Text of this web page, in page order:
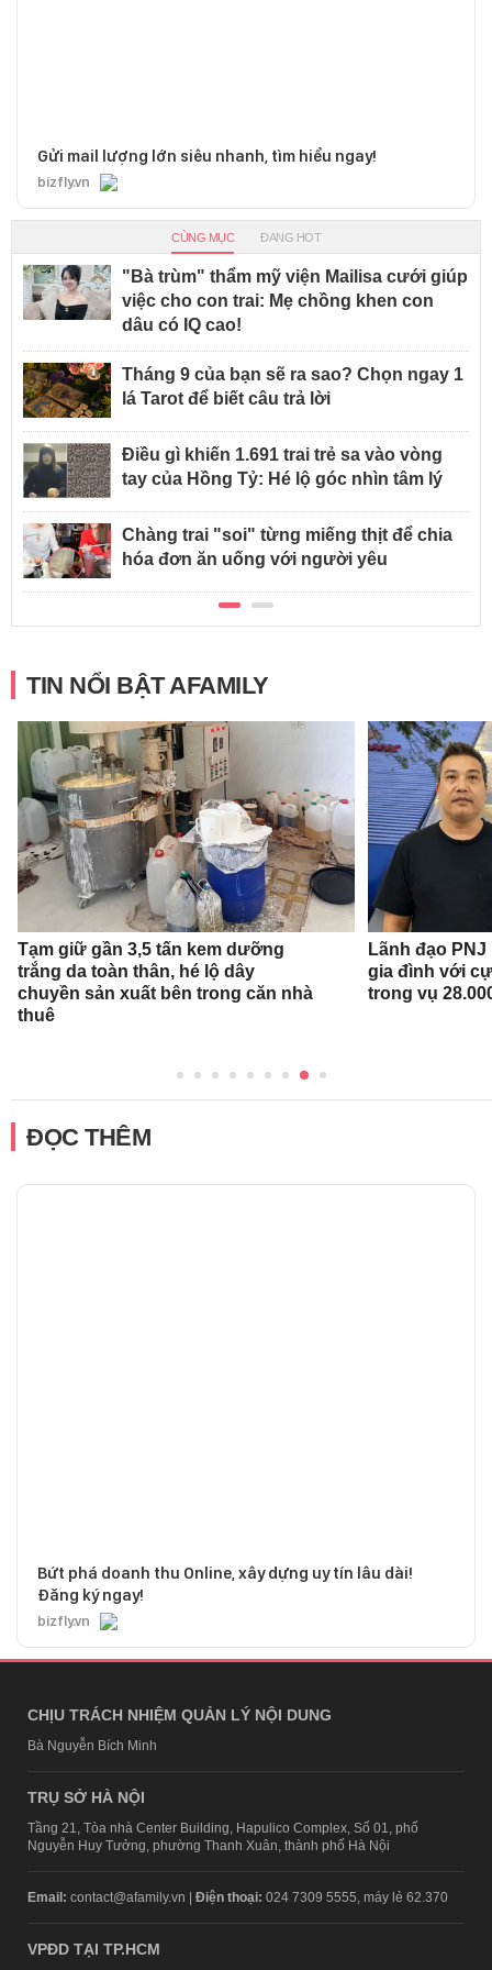
Gửi mail lượng lớn siêu nhanh, tìm hiểu ngay!
bizfly.vn
CÙNG MỤC ĐANG HOT
"Bà trùm" thẩm mỹ viện Mailisa cưới giúp
việc cho con trai: Mẹ chồng khen con
dâu có IQ cao!
Tháng 9 của bạn sẽ ra sao? Chọn ngay 1
lá Tarot để biết câu trả lời
Điều gì khiến 1.691 trai trẻ sa vào vòng
tay của Hồng Tỷ: Hé lộ góc nhìn tâm lý
Chàng trai "soi" từng miếng thịt để chia
hóa đơn ăn uống với người yêu
TIN NỔI BẬT AFAMILY
Tạm giữ gần 3,5 tấn kem dưỡng
trắng da toàn thân, hé lộ dây
chuyền sản xuất bên trong căn nhà
thuê
Lãnh đạo
gia đình với
trong vụ
ĐỌC THÊM
Bứt phá doanh thu Online, xây dựng uy tín lâu dài!
Đăng ký ngay!
bizfly.vn
CHỊU TRÁCH NHIỆM QUẢN LÝ NỘI DUNG
Bà Nguyễn Bích Minh
TRỤ SỞ HÀ NỘI
Tầng 21, Tòa nhà Center Building, Hapulico Complex, Số 01, phố
Nguyễn Huy Tưởng, phường Thanh Xuân, thành phố Hà Nội
Email: contact@afamily.vn | Điện thoại: 024 7309 5555, máy lẻ 62.370
VPĐD TẠI TP.HCM